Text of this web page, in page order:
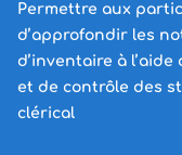
Permettre aux
d’approfondir les
d’inventaire à
et de contrôle des
clérical